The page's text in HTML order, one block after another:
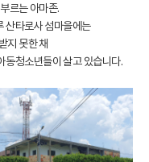
르는 아마존.
산타로사 섬마을에는
지 못한 채
·청소년들이 살고 있습니다.